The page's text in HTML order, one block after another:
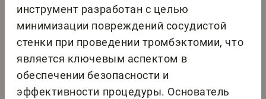
инструмент разработан с целью
минимизации повреждений сосудистой
стенки при проведении тромбэктомии, что
является ключевым аспектом в
обеспечении безопасности и
эффективности процедуры. Основатель